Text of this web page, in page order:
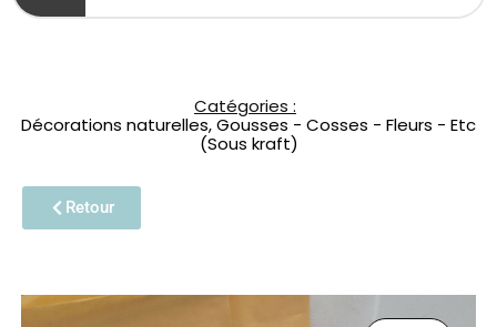
Catégories :
Décorations naturelles,Gousses - Cosses - Fleurs - Etc
(Sous kraft)
Retour